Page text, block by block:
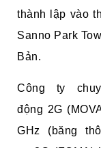
thành lập vào
Sanno Park
Bản.
Công ty
động 2G
GHz (băng